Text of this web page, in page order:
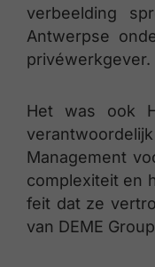
verbeelding
Antwerpse
privéwerkgever.
Het was ook
Management
complexiteit en
feit dat ze
van DEME